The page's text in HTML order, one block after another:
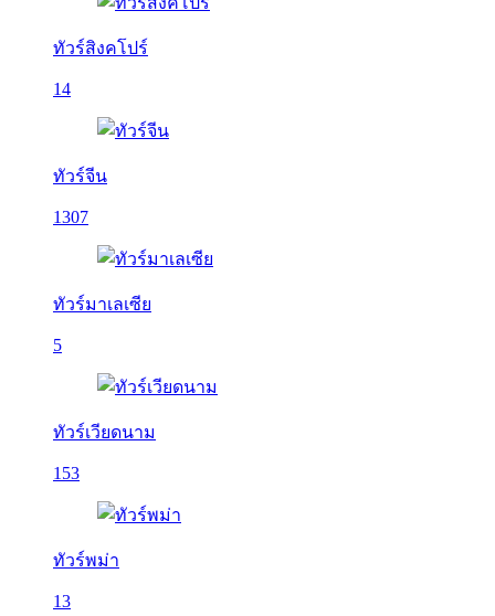
ทัวร์สิงคโปร์
14
ทัวร์จีน
1307
ทัวร์มาเลเซีย
5
ทัวร์เวียดนาม
153
ทัวร์พม่า
13